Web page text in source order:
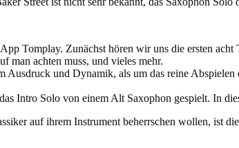
Tomplay. Zunächst hören wir uns die ersten
man achten muss, und vieles mehr.
Ausdruck und Dynamik, als um das reine
Intro Solo von einem Alt Saxophon gespielt. In
auf ihrem Instrument beherrschen wollen, ist